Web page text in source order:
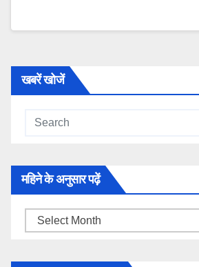
खबरें खोजें
महिने के अनुसार पढ़ें
महिने
अनुसार